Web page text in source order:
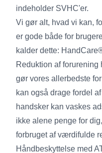
indeholder SVHC'er.
Vi gør alt, hvad vi kan,
er gode både for
kalder dette:
Reduktion af forurening
gør vores allerbedste
kan også drage fordel
handsker kan vaskes
ikke alene penge for
forbruget af værdifulde
Håndbeskyttelse med